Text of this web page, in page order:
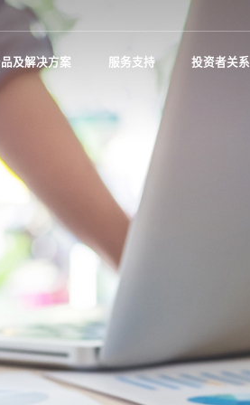
及解决方案 服务支持 投资者关系